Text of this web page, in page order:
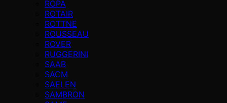
ROPA
ROTAIR
ROTTNE
ROUSSEAU
ROVER
RUGGERINI
SAAB
SACM
SAELEN
SAMBRON